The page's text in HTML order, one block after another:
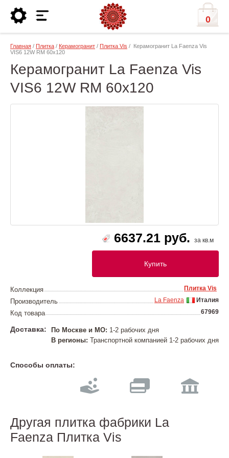
0
Главная / Плитка / Керамогранит / Плитка Vis / Керамогранит La Faenza Vis
VIS6 12W RM 60x120
Керамогранит La Faenza Vis
VIS6 12W RM 60x120
6637.21 руб. за кв.м
Купить
Коллекция Плитка Vis
Производитель Италия
La Faenza
Код товара 67969
Доставка: По Москве и МО: 1-2 рабочих дня
В регионы: Транспортной компанией 1-2 рабочих дня
Способы оплаты:
Другая плитка фабрики La
Faenza Плитка Vis